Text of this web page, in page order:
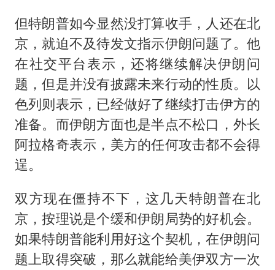
但特朗普如今显然没打算收手，人还在北
京，就迫不及待发文指示伊朗问题了。他
在社交平台表示，还将继续解决伊朗问
题，但是并没有披露未来行动的性质。以
色列则表示，已经做好了继续打击伊方的
准备。而伊朗方面也是半点不松口，外长
阿拉格奇表示，美方的任何攻击都不会得
逞。
双方现在僵持不下，这几天特朗普在北
京，按理说是个缓和伊朗局势的好机会。
如果特朗普能利用好这个契机，在伊朗问
题上取得突破，那么就能给美伊双方一次